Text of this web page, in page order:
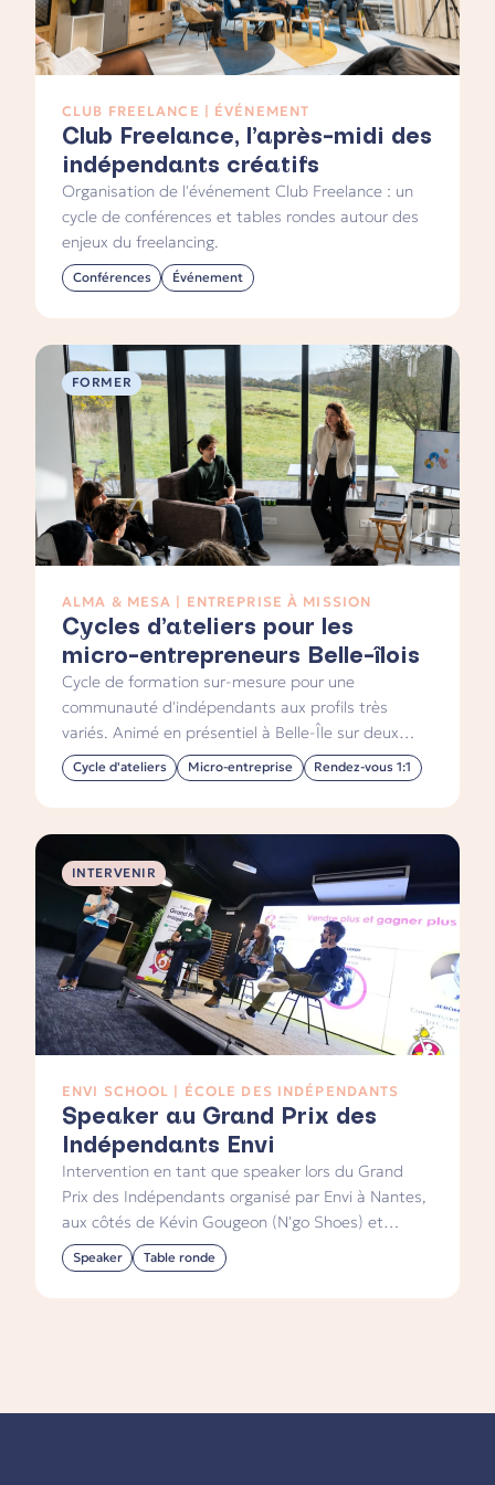
CLUB FREELANCE | ÉVÉNEMENT
Club Freelance, l’après-midi des
indépendants créatifs
Organisation de l'événement Club Freelance : un
cycle de conférences et tables rondes autour des
enjeux du freelancing.
Conférences Événement
FORMER
ALMA & MESA | ENTREPRISE À MISSION
Cycles d’ateliers pour les
micro-entrepreneurs Belle-îlois
Cycle de formation sur-mesure pour une
communauté d'indépendants aux profils très
variés. Animé en présentiel à Belle-Île sur deux
jours.
Cycle d'ateliers Micro-entreprise Rendez-vous 1:1
INTERVENIR
ENVI SCHOOL | ÉCOLE DES INDÉPENDANTS
Speaker au Grand Prix des
Indépendants Envi
Intervention en tant que speaker lors du Grand
Prix des Indépendants organisé par Envi à Nantes,
aux côtés de Kévin Gougeon (N'go Shoes) et
Jérôme Cuny (La Cave Parallèle). Une table ronde
à trois voix autour de la vente, devant 150
Speaker Table ronde